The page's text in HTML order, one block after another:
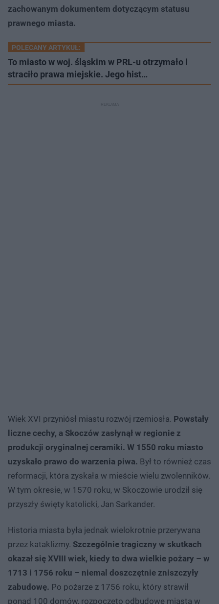
zachowanym dokumentem dotyczącym statusu
prawnego miasta.
POLECANY ARTYKUŁ:
To miasto w woj. śląskim w PRL-u otrzymało i
straciło prawa miejskie. Jego hist…
Wiek XVI przyniósł miastu rozwój rzemiosła. Powstały
liczne cechy, a Skoczów zasłynął w regionie z
produkcji oryginalnej ceramiki. W 1550 roku miasto
uzyskało prawo do warzenia piwa. Był to również czas
reformacji, która zyskała w mieście wielu zwolenników.
W tym okresie, w 1570 roku, w Skoczowie urodził się
przyszły święty katolicki, Jan Sarkander.
Historia miasta była jednak wielokrotnie przerywana
przez kataklizmy. Szczególnie tragiczny w skutkach
okazał się XVIII wiek, kiedy to dwa wielkie pożary – w
1713 i 1756 roku – niemal doszczętnie zniszczyły
zabudowę. Po pożarze z 1756 roku, który strawił
ponad 100 domów, rozpoczęto odbudowę miasta w